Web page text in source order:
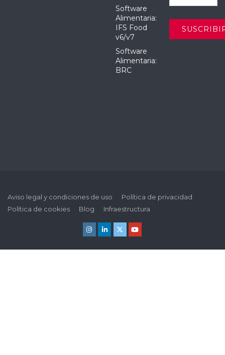
Software
Alimentaria:
IFS Food
v6/v7
Software
Alimentaria:
BRC
Aviso legal y condiciones de uso
Política de privacidad
Política de cookies
Blog Infraestructura